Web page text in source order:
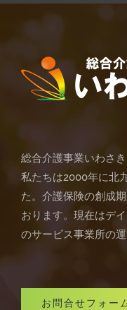
総合介護事業いわさき
私たちは2000年に北
た。介護保険の創成
おります。現在はデ
のサービス事業所の
お問合せフォー